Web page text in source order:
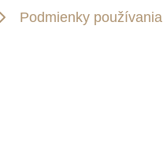
Podmienky používania